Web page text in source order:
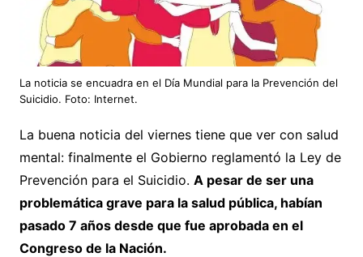
La noticia se encuadra en el Día Mundial para la Prevención del
Suicidio. Foto: Internet.
La buena noticia del viernes tiene que ver con salud
mental: finalmente el Gobierno reglamentó la Ley de
Prevención para el Suicidio. A pesar de ser una
problemática grave para la salud pública, habían
pasado 7 años desde que fue aprobada en el
Congreso de la Nación.